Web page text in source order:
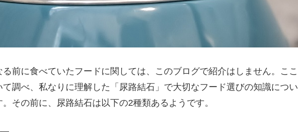
前に食べていたフードに関しては、このブログで紹介はしません。ここ
調べ、私なりに理解した「尿路結石」で大切なフード選びの知識につい
その前に、尿路結石は以下の2種類あるようです。